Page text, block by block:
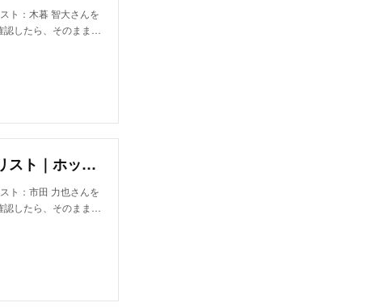
ト：木暮 智大さんを
認したら、そのまま…
市田 力也｜ブロック(bloc)の美容師・スタイリスト｜ホットペッパービューティー
ト：市田 力也さんを
認したら、そのまま…